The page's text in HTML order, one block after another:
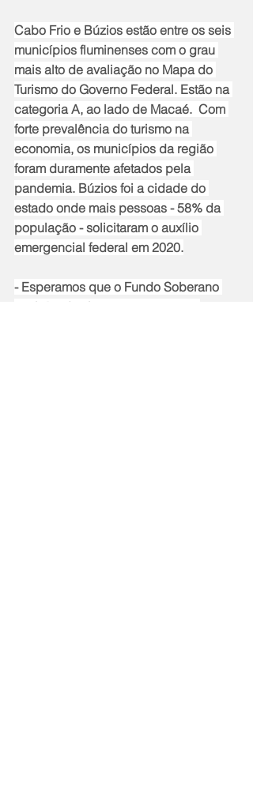
Cabo Frio e Búzios estão entre os seis
municípios fluminenses com o grau
mais alto de avaliação no Mapa do
Turismo do Governo Federal. Estão na
categoria A, ao lado de Macaé.  Com
forte prevalência do turismo na
economia, os municípios da região
foram duramente afetados pela
pandemia. Búzios foi a cidade do
estado onde mais pessoas - 58% da
população - solicitaram o auxílio
emergencial federal em 2020.
- Esperamos que o Fundo Soberano
também destine recursos para o